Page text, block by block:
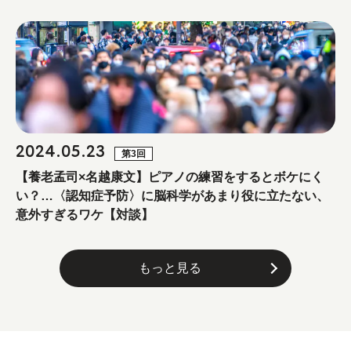
2024.05.23 第3回
【養老孟司×名越康文】ピアノの練習をするとボケにく
い？…〈認知症予防〉に脳科学があまり役に立たない、
意外すぎるワケ【対談】
もっと見る